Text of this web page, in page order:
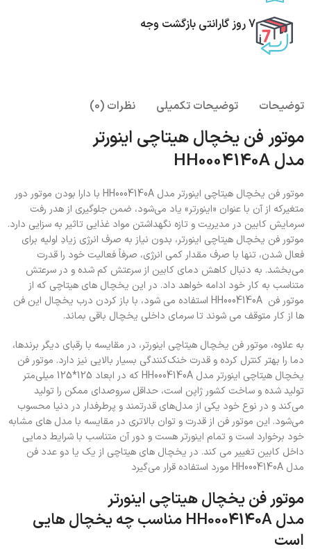
7 روز گارانتی بازگشت وجه
توضیحات توضیحات تکمیلی نظرات (0)
موتور فن یخچال هیتاچی اینورتر
مدل HH0004140A
موتور فن یخچال هیتاچی اینورتر مدل HH0004140A با دارا بودن موتور دور
متغیرکه از آن با عنوان «اینورتر» یاد می‌شود، ضمن جلوگیری از هدر رفت
سرمایش کابین در مدیریت و تازه نگهداشتن مواد غذایی تاثیر به سزایی دارد.
موتور فن یخچال هیتاچی اینورتر، بدون نیاز به صرف انرژی زیادِ اولیه برای
فعال شدن، تنها با صرف مقدار کمی انرژی، صرفاً فعالیت خود را قدرت
می‌بخشد. به دنبال کاهش دمای کابین از سرعتش کم شده و در سرعتش
متناسب به کار خود ادامه خواهد داد. در این یخچال های هیتاچی که از
موتور فن HH0004140A استفاده می شود، با باز کردن درب یخچال این فن
ها از کار متوقف می شوند تا سرمای داخلی یخچال باقی بماند.
به علاوه، موتور فن یخچال هیتاچی اینورتر، در مقایسه با رقبای دیگر برندها،
دما را بهتر کنترل کرده و قدرت خنک‌کنندگی بسیار بالایی نیز دارد. موتور فن
یخچال هیتاچی اینورتر مدل HH0004140A که در ابعاد 125*125 میلی‌متر
تولید شده و ساخت کشور ژاپن است، حداقل سروصدای ممکن را تولید
می‌کند و در نوع خود یکی از مدل‌های قدرتمند و پرطرفدار در دنیا محسوب
می‌شود. این موتور فن از قدرت و توان بالاتری در مقایسه با مدل های مشابه
خود برخوارد است و تمام اینورتر هست و دور آن متناسب با شرایط دمایی
داخل کابین تغییر می کند. در یخچال های هیتاچی از یک یا دو عدد فن
مدل HH0004140A مورد استفاده قرار می‌گیرد
موتور فن یخچال هیتاچی اینورتر
مدل HH0004140A مناسب چه یخچال هایی
است